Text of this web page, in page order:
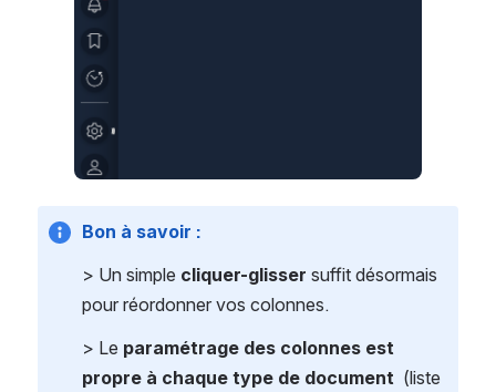
Bon à savoir :
> Un simple cliquer-glisser suffit désormais
pour réordonner vos colonnes.
> Le paramétrage des colonnes est
propre à chaque type de document (liste